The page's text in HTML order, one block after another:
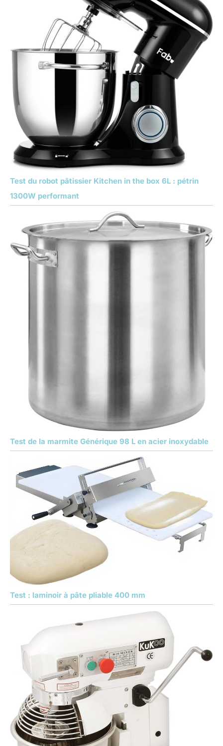
Test du robot pâtissier Kitchen in the box 6L : pétrin
1300W performant
Test de la marmite Générique 98 L en acier inoxydable
Test : laminoir à pâte pliable 400 mm